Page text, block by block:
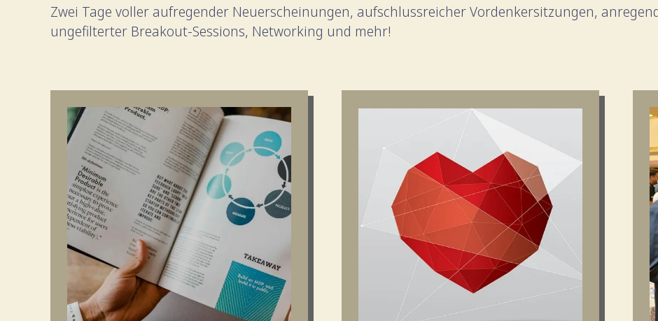
Zwei Tage voller aufregender Neuerscheinungen, aufschlussreicher Vordenkersitzungen,
ungefilterter Breakout-Sessions, Networking und mehr!